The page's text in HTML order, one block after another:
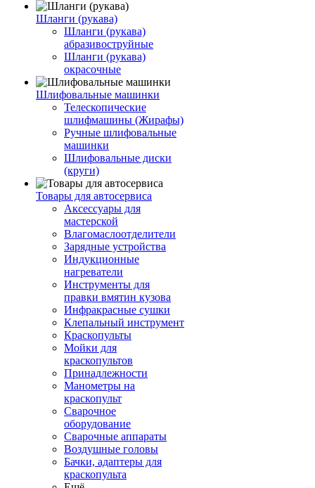
Шланги (рукава)
Шланги (рукава)
абразивоструйные
Шланги (рукава)
окрасочные
Шлифовальные машинки
Телескопические
шлифмашины (Жирафы)
Ручные шлифовальные
машинки
Шлифовальные диски
(круги)
Товары для автосервиса
Аксессуары для
мастерской
Влагомаслоотделители
Зарядные устройства
Индукционные
нагреватели
Инструменты для
правки вмятин кузова
Инфракрасные сушки
Клепальный инструмент
Краскопульты
Мойки для
краскопультов
Принадлежности
Манометры на
краскопульт
Сварочное
оборудование
Сварочные аппараты
Воздушные головы
Бачки, адаптеры для
краскопульта